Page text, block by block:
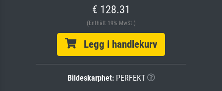
€ 128.31
(Enthält 19% MwSt.)
Legg i handlekurv
Bildeskarphet:PERFEKT